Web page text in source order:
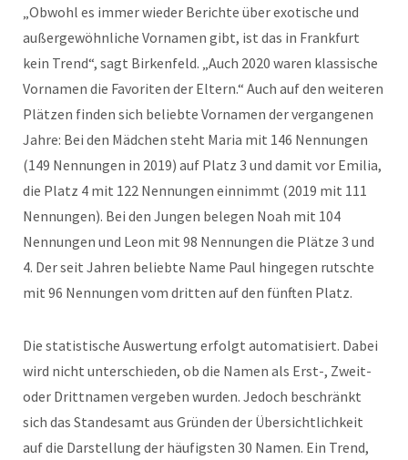
„Obwohl es immer wieder Berichte über exotische und
außergewöhnliche Vornamen gibt, ist das in Frankfurt
kein Trend“, sagt Birkenfeld. „Auch 2020 waren klassische
Vornamen die Favoriten der Eltern.“ Auch auf den weiteren
Plätzen finden sich beliebte Vornamen der vergangenen
Jahre: Bei den Mädchen steht Maria mit 146 Nennungen
(149 Nennungen in 2019) auf Platz 3 und damit vor Emilia,
die Platz 4 mit 122 Nennungen einnimmt (2019 mit 111
Nennungen). Bei den Jungen belegen Noah mit 104
Nennungen und Leon mit 98 Nennungen die Plätze 3 und
4. Der seit Jahren beliebte Name Paul hingegen rutschte
mit 96 Nennungen vom dritten auf den fünften Platz.
Die statistische Auswertung erfolgt automatisiert. Dabei
wird nicht unterschieden, ob die Namen als Erst-, Zweit-
oder Drittnamen vergeben wurden. Jedoch beschränkt
sich das Standesamt aus Gründen der Übersichtlichkeit
auf die Darstellung der häufigsten 30 Namen. Ein Trend,